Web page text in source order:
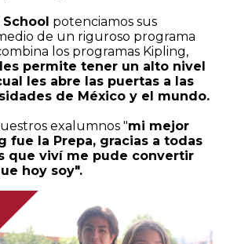
potenciamos sus
de un riguroso programa
los programas Kipling,
permite tener un alto nivel
les abre las puertas a las
de México y el mundo.
exalumnos "mi mejor
fue la Prepa, gracias a todas
que viví me pude convertir
hoy soy".